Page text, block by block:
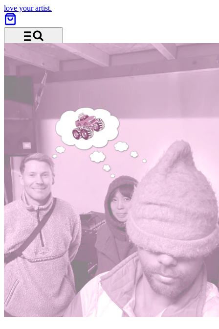
love your artist.
Menü und Suche